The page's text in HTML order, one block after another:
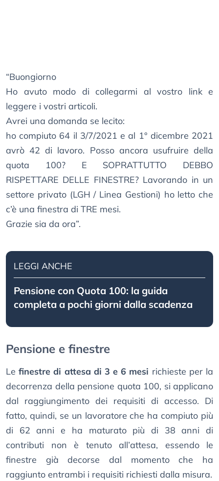
“Buongiorno
Ho avuto modo di collegarmi al vostro link e
leggere i vostri articoli.
Avrei una domanda se lecito:
ho compiuto 64 il 3/7/2021 e al 1° dicembre 2021
avrò 42 di lavoro. Posso ancora usufruire della
quota 100? E SOPRATTUTTO DEBBO
RISPETTARE DELLE FINESTRE? Lavorando in un
settore privato (LGH / Linea Gestioni) ho letto che
c’è una finestra di TRE mesi.
Grazie sia da ora”.
LEGGI ANCHE
Pensione con Quota 100: la guida
completa a pochi giorni dalla scadenza
Pensione e finestre
Lefinestre di attesa di 3 e 6 mesi richieste per la
decorrenza della pensione quota 100, si applicano
dal raggiungimento dei requisiti di accesso. Di
fatto, quindi, se un lavoratore che ha compiuto più
di 62 anni e ha maturato più di 38 anni di
contributi non è tenuto all’attesa, essendo le
finestre già decorse dal momento che ha
raggiunto entrambi i requisiti richiesti dalla misura.